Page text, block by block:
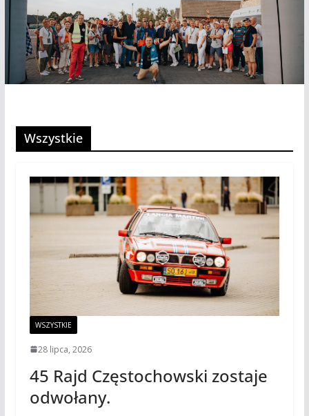
Wszystkie
WSZYSTKIE
28 lipca, 2026
45 Rajd Częstochowski zostaje
odwołany.